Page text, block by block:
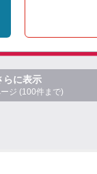
らに表示
ジ (100件まで)